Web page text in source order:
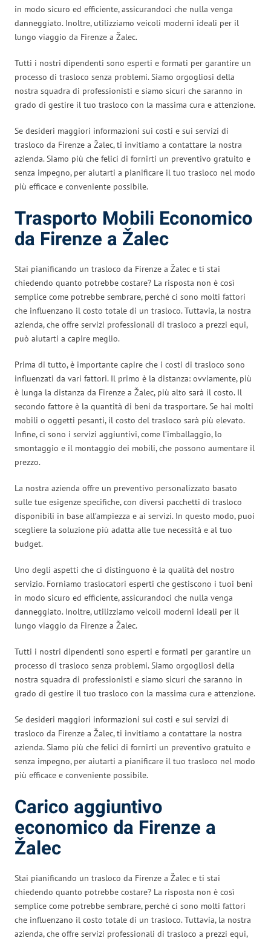
in modo sicuro ed efficiente, assicurandoci che nulla venga
danneggiato. Inoltre, utilizziamo veicoli moderni ideali per il
lungo viaggio da Firenze a Žalec.
Tutti i nostri dipendenti sono esperti e formati per garantire un
processo di trasloco senza problemi. Siamo orgogliosi della
nostra squadra di professionisti e siamo sicuri che saranno in
grado di gestire il tuo trasloco con la massima cura e attenzione.
Se desideri maggiori informazioni sui costi e sui servizi di
trasloco da Firenze a Žalec, ti invitiamo a contattare la nostra
azienda. Siamo più che felici di fornirti un preventivo gratuito e
senza impegno, per aiutarti a pianificare il tuo trasloco nel modo
più efficace e conveniente possibile.
Trasporto Mobili Economico
da Firenze a Žalec
Stai pianificando un trasloco da Firenze a Žalec e ti stai
chiedendo quanto potrebbe costare? La risposta non è così
semplice come potrebbe sembrare, perché ci sono molti fattori
che influenzano il costo totale di un trasloco. Tuttavia, la nostra
azienda, che offre servizi professionali di trasloco a prezzi equi,
può aiutarti a capire meglio.
Prima di tutto, è importante capire che i costi di trasloco sono
influenzati da vari fattori. Il primo è la distanza: ovviamente, più
è lunga la distanza da Firenze a Žalec, più alto sarà il costo. Il
secondo fattore è la quantità di beni da trasportare. Se hai molti
mobili o oggetti pesanti, il costo del trasloco sarà più elevato.
Infine, ci sono i servizi aggiuntivi, come l’imballaggio, lo
smontaggio e il montaggio dei mobili, che possono aumentare il
prezzo.
La nostra azienda offre un preventivo personalizzato basato
sulle tue esigenze specifiche, con diversi pacchetti di trasloco
disponibili in base all’ampiezza e ai servizi. In questo modo, puoi
scegliere la soluzione più adatta alle tue necessità e al tuo
budget.
Uno degli aspetti che ci distinguono è la qualità del nostro
servizio. Forniamo traslocatori esperti che gestiscono i tuoi beni
in modo sicuro ed efficiente, assicurandoci che nulla venga
danneggiato. Inoltre, utilizziamo veicoli moderni ideali per il
lungo viaggio da Firenze a Žalec.
Tutti i nostri dipendenti sono esperti e formati per garantire un
processo di trasloco senza problemi. Siamo orgogliosi della
nostra squadra di professionisti e siamo sicuri che saranno in
grado di gestire il tuo trasloco con la massima cura e attenzione.
Se desideri maggiori informazioni sui costi e sui servizi di
trasloco da Firenze a Žalec, ti invitiamo a contattare la nostra
azienda. Siamo più che felici di fornirti un preventivo gratuito e
senza impegno, per aiutarti a pianificare il tuo trasloco nel modo
più efficace e conveniente possibile.
Carico aggiuntivo
economico da Firenze a
Žalec
Stai pianificando un trasloco da Firenze a Žalec e ti stai
chiedendo quanto potrebbe costare? La risposta non è così
semplice come potrebbe sembrare, perché ci sono molti fattori
che influenzano il costo totale di un trasloco. Tuttavia, la nostra
azienda, che offre servizi professionali di trasloco a prezzi equi,